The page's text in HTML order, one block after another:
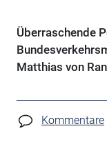
Überraschende
Matthias von
Kommentare